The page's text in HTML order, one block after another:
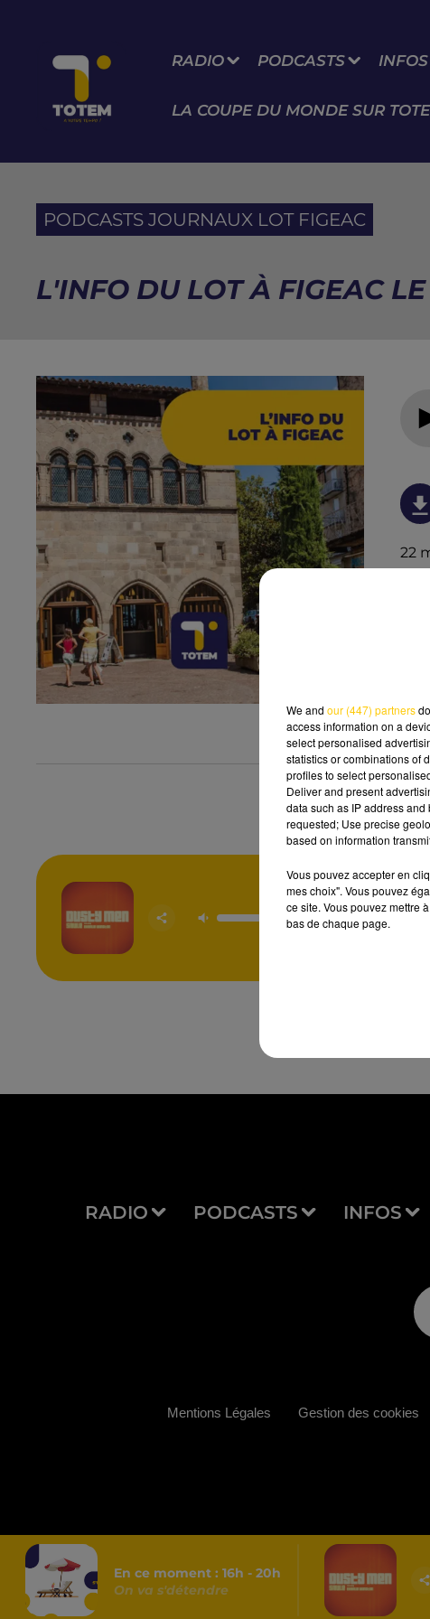
RADIO PODCASTS INFOS
LA COUPE DU MONDE SUR
PODCASTS JOURNAUX LOT FIGEAC
L'INFO DU LOT À FIGEAC
22
Dusty Men
SAULE &
CHARLIE
RADIO PODCASTS INFOS
En ce moment : 16h - 20h
On va s'détendre
Mentions Légales Gestion des cookies
We and our (447) partners
access information on a
select personalised
statistics or combinations of
profiles to select
Deliver and present
data such as IP address
requested; Use precise
based on information
Vous pouvez accepter en
mes choix". Vous pouvez
ce site. Vous pouvez mettre
bas de chaque page.